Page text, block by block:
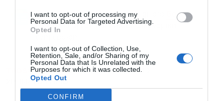
I want to opt-out of processing my
Personal Data for Targeted Advertising.
Opted In
I want to opt-out of Collection, Use,
Retention, Sale, and/or Sharing of my
Personal Data that Is Unrelated with the
Purposes for which it was collected.
Opted Out
CONFIRM
Ακολουθήστε το Powergame.gr στο
Google
Newsγια άμεση και έγκυρη οικονομική
ΕΠΕΝΔΥΣΕΙΣ ΚΕΡΔΗ ΜΕΤΟΧΕΣ
ΧΡΗΜΑΤΙΣΤΗΡΙΟ